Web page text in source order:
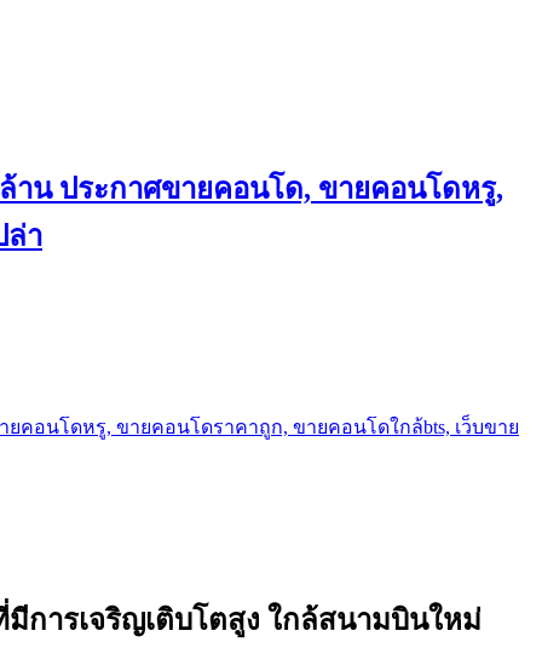
าน ประกาศขายคอนโด, ขายคอนโดหรู,
ล่า
คอนโดหรู, ขายคอนโดราคาถูก, ขายคอนโดใกล้bts, เว็บขาย
การเจริญเติบโตสูง ใกล้สนามบินใหม่